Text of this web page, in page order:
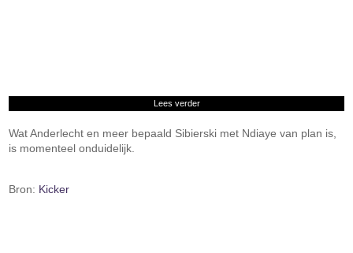
Lees verder
Wat Anderlecht en meer bepaald Sibierski met Ndiaye van plan is,
is momenteel onduidelijk.
Bron: Kicker